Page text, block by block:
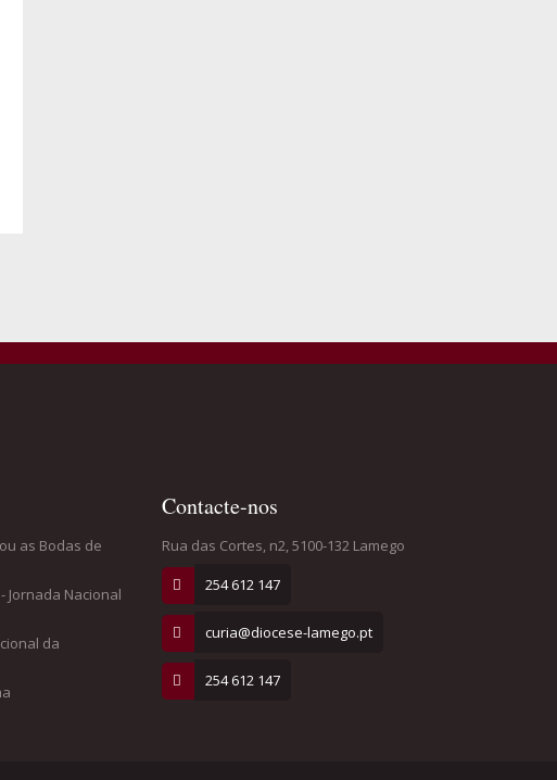
as Bodas de
Jornada Nacional
da
Contacte-nos
Rua das Cortes, n2, 5100-132 Lamego
254 612 147
curia@diocese-lamego.pt
254 612 147